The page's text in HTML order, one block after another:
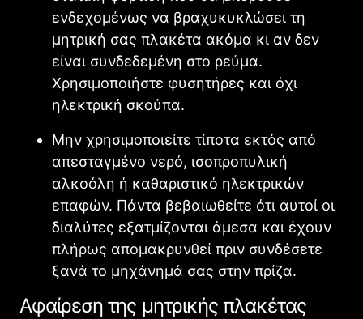
ενδεχομένως να βραχυκυκλώσει τη
μητρική σας πλακέτα ακόμα κι αν δεν
είναι συνδεδεμένη στο ρεύμα.
Χρησιμοποιήστε φυσητήρες και όχι
ηλεκτρική σκούπα.
Μην χρησιμοποιείτε τίποτα εκτός από
απεσταγμένο νερό, ισοπροπυλική
αλκοόλη ή καθαριστικό ηλεκτρικών
επαφών. Πάντα βεβαιωθείτε ότι αυτοί οι
διαλύτες εξατμίζονται άμεσα και έχουν
πλήρως απομακρυνθεί πριν συνδέσετε
ξανά το μηχάνημά σας στην πρίζα.
Αφαίρεση της μητρικής πλακέτας